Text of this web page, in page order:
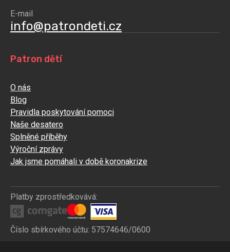
Patron dětí
O nás
Blog
Pravidla poskytování pomoci
Naše desatero
Splněné příběhy
Výroční zprávy
Jak jsme pomáhali v době koronakrize
E-mail
info@patrondeti.cz
Platby zprostředkovává:
Číslo sbírkového účtu: 57574646/0600